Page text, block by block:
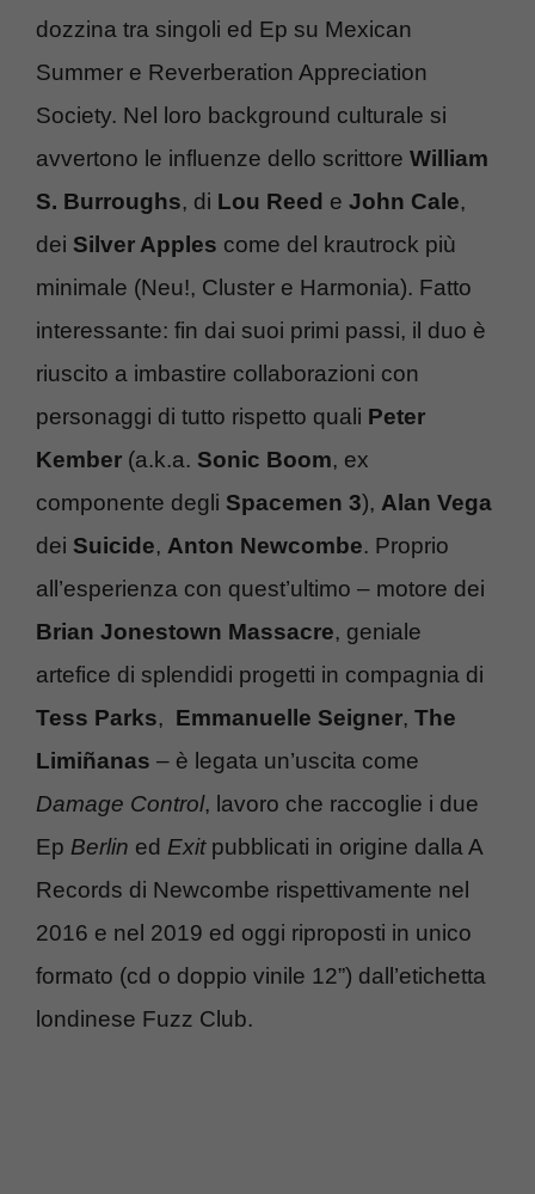
dozzina tra singoli ed Ep su Mexican
Summer e Reverberation Appreciation
Society. Nel loro background culturale si
avvertono le influenze dello scrittore William
S. Burroughs, di Lou Reed e John Cale,
dei Silver Apples come del krautrock più
minimale (Neu!, Cluster e Harmonia). Fatto
interessante: fin dai suoi primi passi, il duo è
riuscito a imbastire collaborazioni con
personaggi di tutto rispetto quali Peter
Kember (a.k.a. Sonic Boom, ex
componente degli Spacemen 3), Alan Vega
dei Suicide, Anton Newcombe. Proprio
all’esperienza con quest’ultimo – motore dei
Brian Jonestown Massacre, geniale
artefice di splendidi progetti in compagnia di
Tess Parks, Emmanuelle Seigner, The
Limiñanas – è legata un’uscita come
Damage Control, lavoro che raccoglie i due
Ep Berlin ed Exit pubblicati in origine dalla A
Records di Newcombe rispettivamente nel
2016 e nel 2019 ed oggi riproposti in unico
formato (cd o doppio vinile 12”) dall’etichetta
londinese Fuzz Club.